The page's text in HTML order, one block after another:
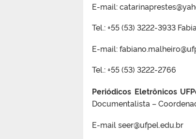
E-mail:
Tel.: +55 (53) 3222-3933
E-mail:
Tel.: +55 (53) 3222-2766
Periódicos Eletrônicos
Documentalista –
E-mail seer@ufpel.edu.br